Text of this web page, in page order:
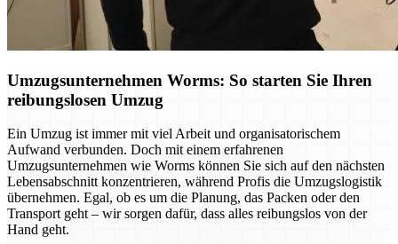
Umzugsunternehmen Worms: So starten Sie Ihren
reibungslosen Umzug
Ein Umzug ist immer mit viel Arbeit und organisatorischem
Aufwand verbunden. Doch mit einem erfahrenen
Umzugsunternehmen wie Worms können Sie sich auf den nächsten
Lebensabschnitt konzentrieren, während Profis die Umzugslogistik
übernehmen. Egal, ob es um die Planung, das Packen oder den
Transport geht – wir sorgen dafür, dass alles reibungslos von der
Hand geht.